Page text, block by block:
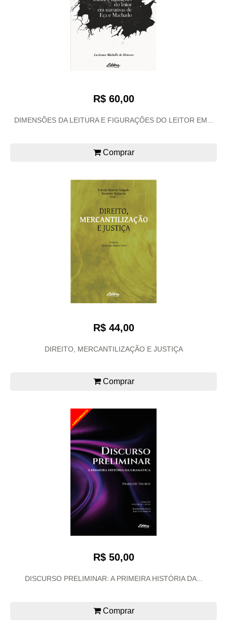
R$ 60,00
DIMENSÕES DA LEITURA E FIGURAÇÕES DO LEITOR EM...
Comprar
R$ 44,00
DIREITO, MERCANTILIZAÇÃO E JUSTIÇA
Comprar
R$ 50,00
DISCURSO PRELIMINAR: A PRIMEIRA HISTÓRIA DA...
Comprar